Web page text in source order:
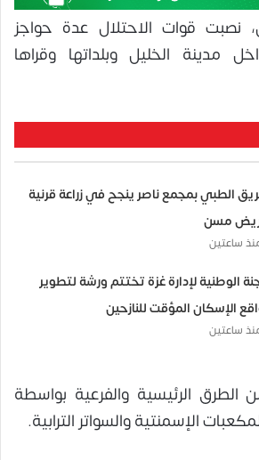
قوات الاحتلال عدة حواجز
مدينة الخليل وبلداتها وقراها
الطبي بمجمع ناصر ينجح في زراعة قرنية
مسن
ساعتين
الوطنية لإدارة غزة تختتم ورشة لتطوير
الإسكان المؤقت للنازحين
ساعتين
الطرق الرئيسية والفرعية بواسطة
الإسمنتية والسواتر الترابية.